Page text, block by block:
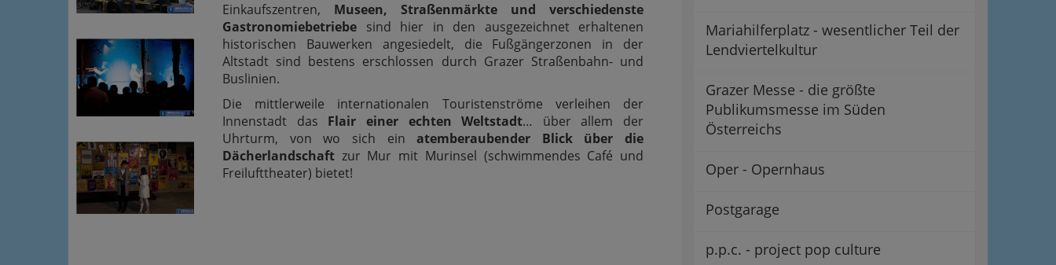
Einkaufszentren, Museen, Straßenmärkte und verschiedenste
Gastronomiebetriebe sind hier in den ausgezeichnet erhaltenen
historischen Bauwerken angesiedelt, die Fußgängerzonen in der
Altstadt sind bestens erschlossen durch Grazer Straßenbahn- und
Buslinien.
Die mittlerweile internationalen Touristenströme verleihen der
Innenstadt das Flair einer echten Weltstadt… über allem der
Uhrturm, von wo sich einatemberaubender Blick über die
Dächerlandschaft zur Mur mit Murinsel (schwimmendes Café und
Freilufttheater) bietet!
Mariahilferplatz - wesentlicher Teil der
Lendviertelkultur
Grazer Messe - die größte
Publikumsmesse im Süden
Österreichs
Oper - Opernhaus
Postgarage
p.p.c. - project pop culture